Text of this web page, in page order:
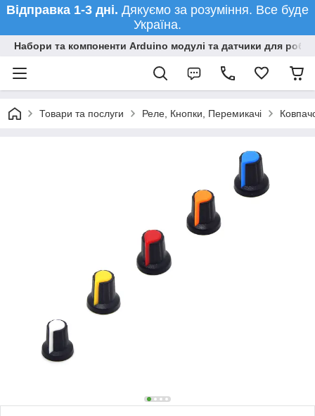
Відправка 1-3 дні. Дякуємо за розуміння. Все буде
Україна.
Набори та компоненти Arduino модулі та датчики для
Товари та послуги Реле, Кнопки, Перемикачі